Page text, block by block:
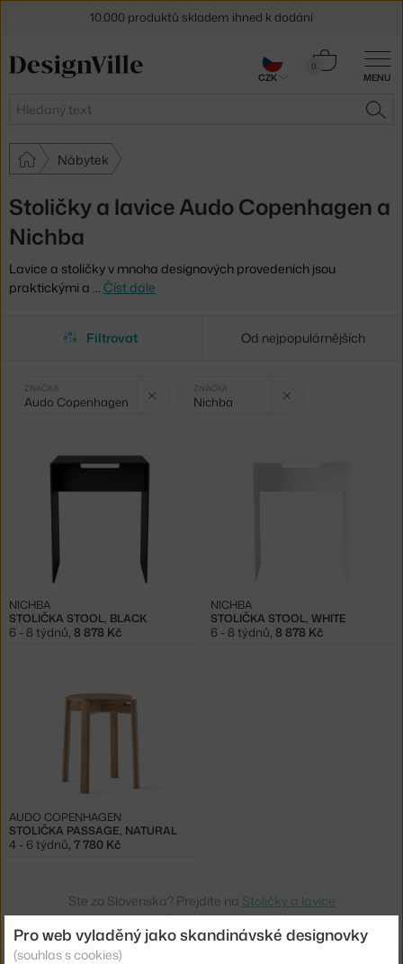
MENU
Hledat
0
Košík
Nábytek
Stoličky a lavice Audo Copenhagen a
Nichba
Lavice a stoličky v mnoha designových provedeních jsou
praktickými a … Číst dále
Filtrovat Od nejpopulárnějších
Vybrané
filtry:
ZNAČKA
Audo Copenhagen
ZNAČKA
Nichba
STOLIČKA STOOL, BLACK
NICHBA
6 - 8 týdnů 8 878 Kč
STOLIČKA STOOL, WHITE
NICHBA
6 - 8 týdnů 8 878 Kč
STOLIČKA PASSAGE, NATURAL
AUDO COPENHAGEN
4 - 6 týdnů, 7 780 Kč
Ste zo Slovenska? Prejdite na Stoličky a lavice
Shopping from the EU? Switch toStools & benches
10.000 produktů skladem ihned k dodání
30 dní na vrácení zboží
CZK
Pro web vyladěný jako skandinávské designovky
(souhlas s cookies)